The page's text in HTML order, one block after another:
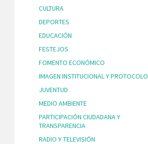
CULTURA
DEPORTES
EDUCACIÓN
FESTEJOS
FOMENTO ECONÓMICO
IMAGEN INSTITUCIONAL Y PROTOCOLO
JUVENTUD
MEDIO AMBIENTE
PARTICIPACIÓN CIUDADANA Y
TRANSPARENCIA
RADIO Y TELEVISIÓN